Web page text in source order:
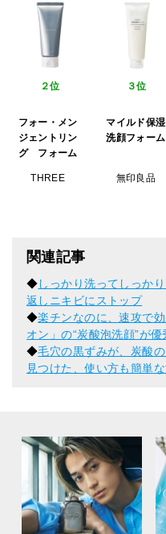
２位 ３位
フォー・メン
ジェントリン
グ フォーム
マイルド保湿
洗顔フォーム
THREE 無印良品
関連記事
◆しっかり洗ってしっか
返しニキビにストップ
◆楽チンなのに、速攻で
オン」の“炭酸泡洗顔”が優
◆毛穴の黒ずみが、炭酸
見つけた、使い方も簡単